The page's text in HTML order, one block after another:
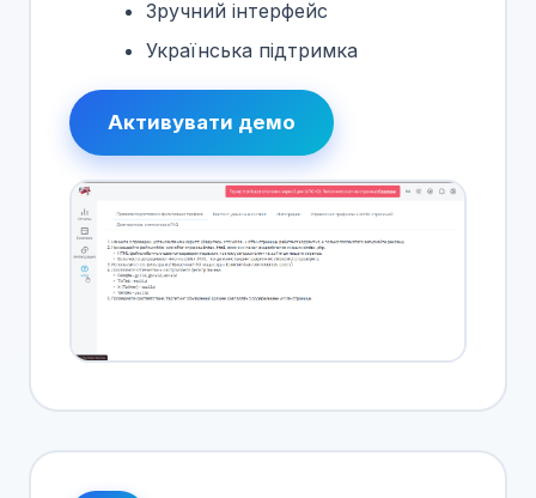
Зручний інтерфейс
Українська підтримка
Активувати демо